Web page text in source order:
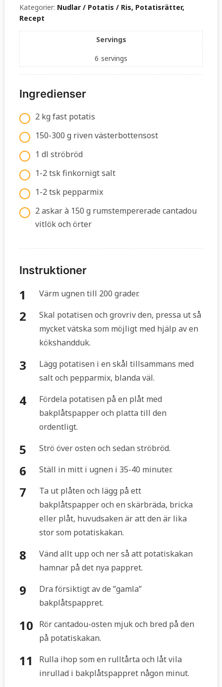
Kategorier: Nudlar / Potatis / Ris, Potatisrätter,
Recept
Servings
6 servings
Ingredienser
2 kg fast potatis
150-300 g riven västerbottensost
1 dl ströbröd
1-2 tsk finkornigt salt
1-2 tsk pepparmix
2 askar à 150 g rumstempererade cantadou
vitlök och örter
Instruktioner
Värm ugnen till 200 grader.
Skal potatisen och grovriv den, pressa ut så
mycket vätska som möjligt med hjälp av en
kökshandduk.
Lägg potatisen i en skål tillsammans med
salt och pepparmix, blanda väl.
Fördela potatisen på en plåt med
bakplåtspapper och platta till den
ordentligt.
Strö över osten och sedan ströbröd.
Ställ in mitt i ugnen i 35-40 minuter.
Ta ut plåten och lägg på ett
bakplåtspapper och en skärbräda, bricka
eller plåt, huvudsaken är att den är lika
stor som potatiskakan.
Vänd allt upp och ner så att potatiskakan
hamnar på det nya pappret.
Dra försiktigt av de ”gamla”
bakplåtspappret.
Rör cantadou-osten mjuk och bred på den
på potatiskakan.
Rulla ihop som en rulltårta och låt vila
inrullad i bakplåtspappret någon minut.